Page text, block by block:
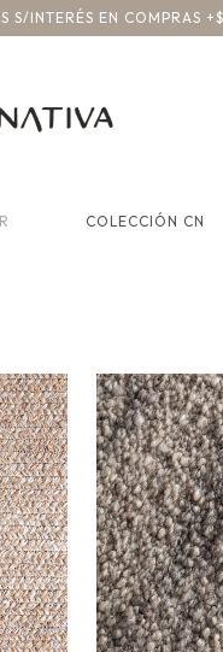
INTERÉS EN COMPRAS
COLECCIÓN CN